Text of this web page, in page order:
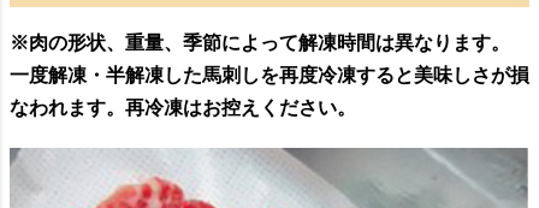
※肉の形状、重量、季節によって解凍時間は異なります。
一度解凍・半解凍した馬刺しを再度冷凍すると美味しさが損
なわれます。再冷凍はお控えください。